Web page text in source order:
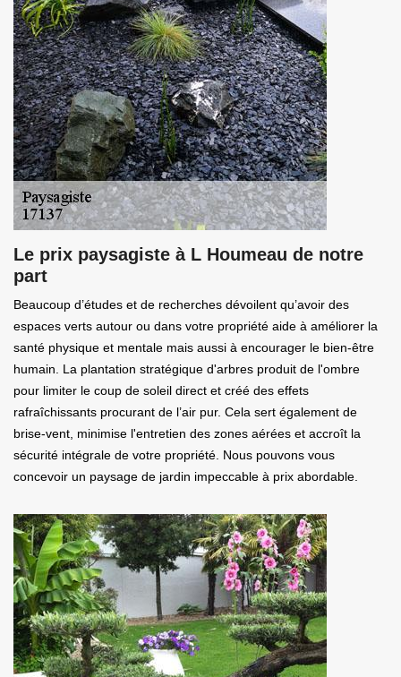
Le prix paysagiste à L Houmeau de notre
part
Beaucoup d’études et de recherches dévoilent qu’avoir des
espaces verts autour ou dans votre propriété aide à améliorer la
santé physique et mentale mais aussi à encourager le bien-être
humain. La plantation stratégique d'arbres produit de l'ombre
pour limiter le coup de soleil direct et créé des effets
rafraîchissants procurant de l’air pur. Cela sert également de
brise-vent, minimise l'entretien des zones aérées et accroît la
sécurité intégrale de votre propriété. Nous pouvons vous
concevoir un paysage de jardin impeccable à prix abordable.